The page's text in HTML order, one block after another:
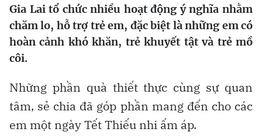
Gia Lai tổ chức nhiều hoạt động ý nghĩa nhằm
chăm lo, hỗ trợ trẻ em, đặc biệt là những em có
hoàn cảnh khó khăn, trẻ khuyết tật và trẻ mồ
côi.
Những phần quà thiết thực cùng sự quan
tâm, sẻ chia đã góp phần mang đến cho các
em một ngày Tết Thiếu nhi ấm áp.